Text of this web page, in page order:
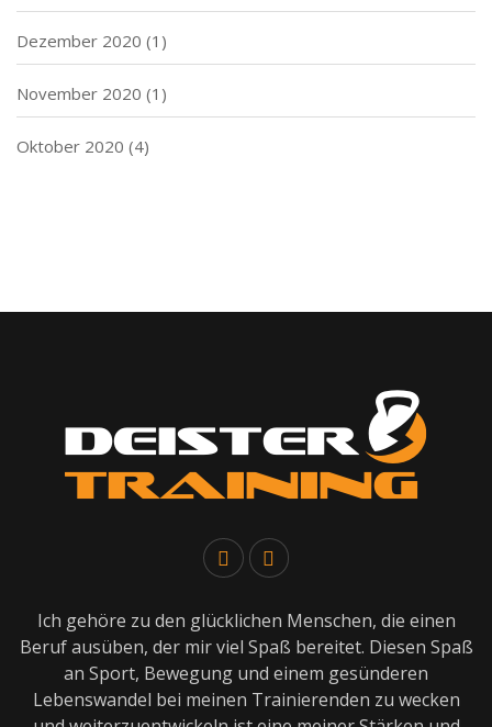
Dezember 2020 (1)
November 2020 (1)
Oktober 2020 (4)
Ich gehöre zu den glücklichen Menschen, die einen
Beruf ausüben, der mir viel Spaß bereitet. Diesen Spaß
an Sport, Bewegung und einem gesünderen
Lebenswandel bei meinen Trainierenden zu wecken